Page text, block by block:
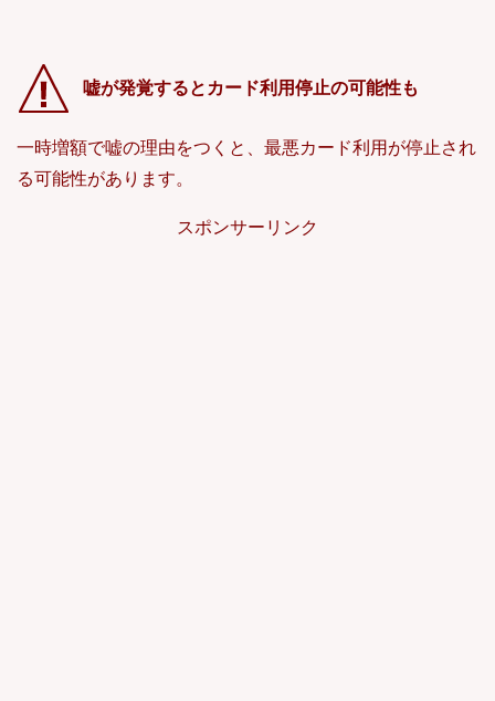
嘘が発覚するとカード利用停止の可能性も
一時増額で嘘の理由をつくと、最悪カード利用が停止され
る可能性があります。
スポンサーリンク